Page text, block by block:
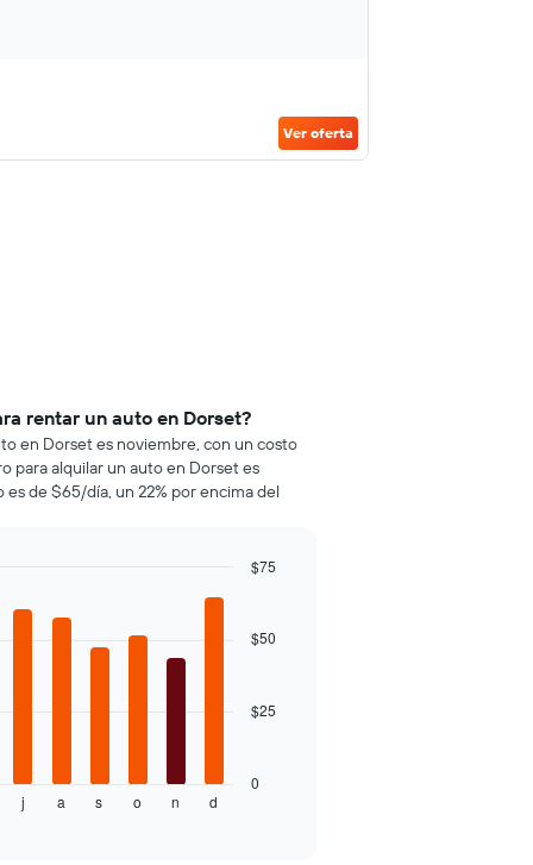
Ver oferta
rentar un auto en Dorset?
en Dorset es noviembre, con un costo
para alquilar un auto en Dorset es
de $65/día, un 22% por encima del
j a s o n d
0
$25
$50
$75